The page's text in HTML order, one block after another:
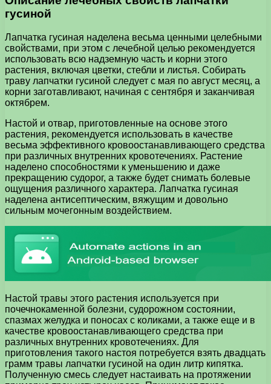
гусиной
Лапчатка гусиная наделена весьма ценными целебными
свойствами, при этом с лечебной целью рекомендуется
использовать всю надземную часть и корни этого
растения, включая цветки, стебли и листья. Собирать
траву лапчатки гусиной следует с мая по август месяц, а
корни заготавливают, начиная с сентября и заканчивая
октябрем.
Настой и отвар, приготовленные на основе этого
растения, рекомендуется использовать в качестве
весьма эффективного кровоостанавливающего средства
при различных внутренних кровотечениях. Растение
наделено способностями к уменьшению и даже
прекращению судорог, а также будет снимать болевые
ощущения различного характера. Лапчатка гусиная
наделена антисептическим, вяжущим и довольно
сильным мочегонным воздействием.
Настой травы этого растения используется при
почечнокаменной болезни, судорожном состоянии,
спазмах желудка и поносах с коликами, а также еще и в
качестве кровоостанавливающего средства при
различных внутренних кровотечениях. Для
приготовления такого настоя потребуется взять двадцать
грамм травы лапчатки гусиной на один литр кипятка.
Полученную смесь следует настаивать на протяжении